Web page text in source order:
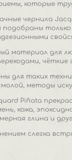
которые
чернила
материал для
для таких
методы
Piñata
кожа,
глина и
слегка